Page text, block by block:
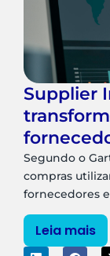
Supplier
Segundo o
compras
fornecedores
Leia mais